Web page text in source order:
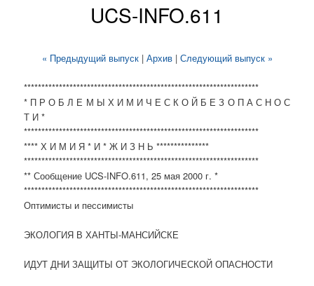
UCS-INFO.611
« Предыдущий выпуск| Архив| Следующий выпуск »
*******************************************************************
* П Р О Б Л Е М Ы Х И М И Ч Е С К О Й Б Е З О П А С Н О С
Т И *
*******************************************************************
**** Х И М И Я * И * Ж И З Н Ь ***************
*******************************************************************
** Сообщение UCS-INFO.611, 25 мая 2000 г. *
*******************************************************************
Оптимисты и пессимисты
ЭКОЛОГИЯ В ХАНТЫ-МАНСИЙСКЕ
ИДУТ ДНИ ЗАЩИТЫ ОТ ЭКОЛОГИЧЕСКОЙ ОПАСНОСТИ